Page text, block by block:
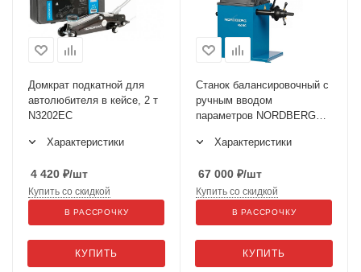
Домкрат подкатной для
автолюбителя в кейсе, 2 т
N3202EC
Характеристики
4 420 ₽/шт
КУПИТЬ
Купить со скидкой
В РАССРОЧКУ
Станок балансировочный с
ручным вводом
параметров NORDBERG
Характеристики
67 000 ₽/шт
КУПИТЬ
Купить со скидкой
В РАССРОЧКУ